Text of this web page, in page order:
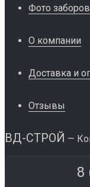
Фото заборов
О компании
Доставка и
Отзывы
ВД-СТРОЙ —
8